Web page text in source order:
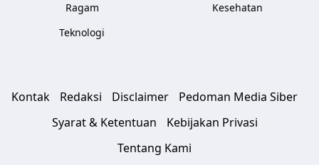
Ragam
Teknologi
Kesehatan
Kontak Redaksi Disclaimer
Pedoman Media Siber
Syarat & Ketentuan
Kebijakan Privasi
Tentang Kami